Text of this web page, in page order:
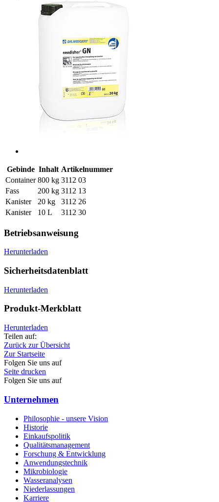
Gebinde Inhalt Artikelnummer
Container 800 kg 3112 03
Fass
200 kg 3112 13
Kanister
20 kg
3112 26
Kanister
10 L 3112 30
Betriebsanweisung
Herunterladen
Sicherheitsdatenblatt
Herunterladen
Produkt-Merkblatt
Herunterladen
Teilen auf:
Zurück zur Übersicht
Zur Startseite
Folgen Sie uns auf
Seite drucken
Folgen Sie uns auf
Unternehmen
Philosophie - unsere Vision
Historie
Einkaufspolitik
Qualitätsmanagement
Forschung & Entwicklung
Anwendungstechnik
Mikrobiologie
Wasseranalysen
Niederlassungen
Karriere